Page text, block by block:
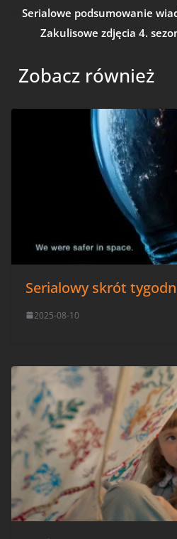
Serialowe podsumowanie
Zakulisowe zdjęcia 4.
Zobacz również
Serialowy skrót
2025-08-10